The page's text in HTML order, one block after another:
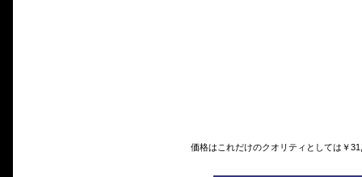
価格はこれだけのクオリティとしては￥